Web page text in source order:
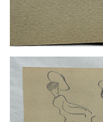
Themenflyer
Themenflyer:
Themenflyer:
Themenflyer:
Themenflyer:
Themenflyer: